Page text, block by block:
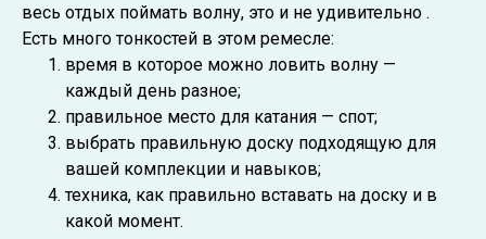
весь отдых поймать волну, это и не удивительно .
Есть много тонкостей в этом ремесле:
время в которое можно ловить волну —
каждый день разное;
правильное место для катания — спот;
выбрать правильную доску подходящую для
вашей комплекции и навыков;
техника, как правильно вставать на доску и в
какой момент.